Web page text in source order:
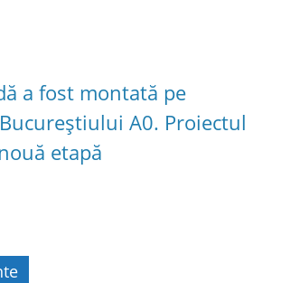
a fost montată pe
A0. Proiectul
etapă